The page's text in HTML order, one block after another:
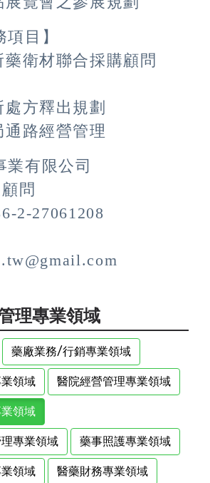
項目】
藥衛材聯合採購顧問
方釋出規劃
路經營管理
業有限公司
問
2-27061208
理專業領域
藥廠業務/行銷專業領域
領域 醫院經營管理專業領域
領域
專業領域 藥事照護專業領域
領域 醫藥財務專業領域